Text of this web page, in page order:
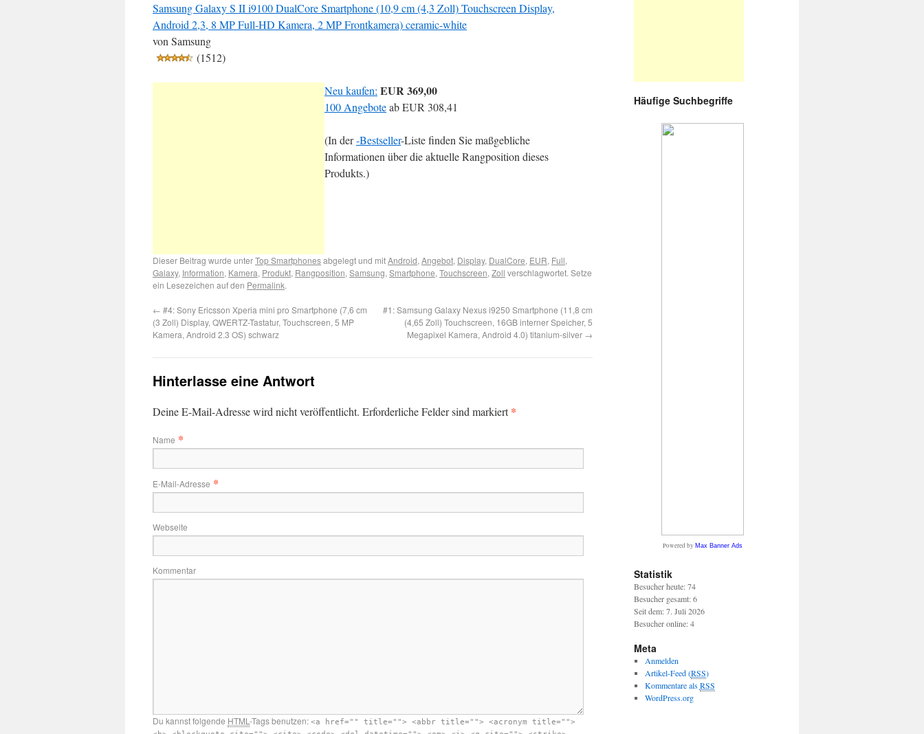
Samsung Galaxy S II i9100 DualCore Smartphone (10,9 cm (4,3 Zoll) Touchscreen Display,
Android 2,3, 8 MP Full-HD Kamera, 2 MP Frontkamera) ceramic-white
von Samsung
(1512)
Neu kaufen: EUR 369,00
100 AngeboteabEUR 308,41
(In der-Bestseller-Liste finden Sie maßgebliche
Informationen über die aktuelle Rangposition dieses
Produkts.)
Dieser Beitrag wurde unterTop Smartphonesabgelegt und mitAndroid, Angebot, Display, DualCore, EUR, Full,
Galaxy, Information, Kamera, Produkt, Rangposition, Samsung, Smartphone, Touchscreen, Zoll verschlagwortet. Setze
ein Lesezeichen auf den Permalink.
← #4: Sony Ericsson Xperia mini pro Smartphone (7,6 cm
(3 Zoll) Display, QWERTZ-Tastatur, Touchscreen, 5 MP
Kamera, Android 2.3 OS) schwarz
#1: Samsung Galaxy Nexus i9250 Smartphone (11,8 cm
(4,65 Zoll) Touchscreen, 16GB interner Speicher, 5
Megapixel Kamera, Android 4.0) titanium-silver →
Hinterlasse eine Antwort
Deine E-Mail-Adresse wird nicht veröffentlicht. Erforderliche Felder sind markiert*
Name *
E-Mail-Adresse *
Webseite
Kommentar
Du kannst folgende HTML -Tags benutzen: <a href="" title=""> <abbr title=""> <acronym title="">
Häufige Suchbegriffe
Powered by Max Banner Ads
Statistik
Besucher heute: 74
Besucher gesamt: 6
Seit dem: 7. Juli 2026
Besucher online: 4
Meta
Anmelden
Artikel-Feed (RSS)
Kommentare alsRSS
WordPress.org